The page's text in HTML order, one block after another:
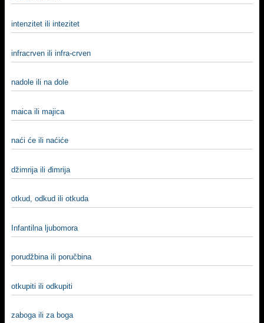
intenzitet ili intezitet
infracrven ili infra-crven
nadole ili na dole
maica ili majica
naći će ili naćiće
džimrija ili đimrija
otkud, odkud ili otkuda
Infantilna ljubomora
porudžbina ili poručbina
otkupiti ili odkupiti
zaboga ili za boga